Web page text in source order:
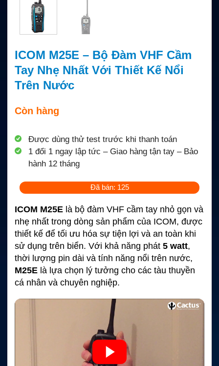
ICOM M25E – Bộ Đàm VHF Cầm
Tay Nhẹ Nhất Với Thiết Kế Nổi
Trên Nước
Còn hàng
Được dùng thử test trước khi thanh toán
1 đổi 1 ngay lập tức – Giao hàng tận tay – Bảo
hành 12 tháng
Đã bán: 125
ICOM M25E là bộ đàm VHF cầm tay nhỏ gọn và
nhẹ nhất trong dòng sản phẩm của ICOM, được
thiết kế để tối ưu hóa sự tiện lợi và an toàn khi
sử dụng trên biển. Với khả năng phát 5 watt,
thời lượng pin dài và tính năng nổi trên nước,
M25E là lựa chọn lý tưởng cho các tàu thuyền
cá nhân và chuyên nghiệp.